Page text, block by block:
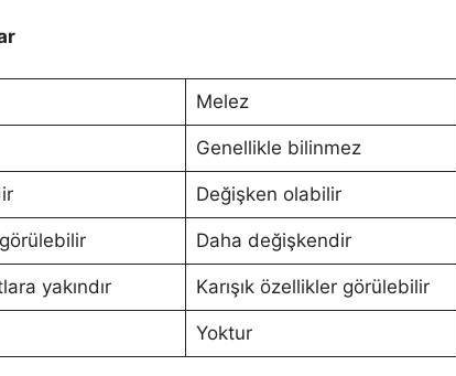
Melez
Genellikle bilinmez
Değişken olabilir
Daha değişkendir
yakındır Karışık özellikler görülebilir
Yoktur